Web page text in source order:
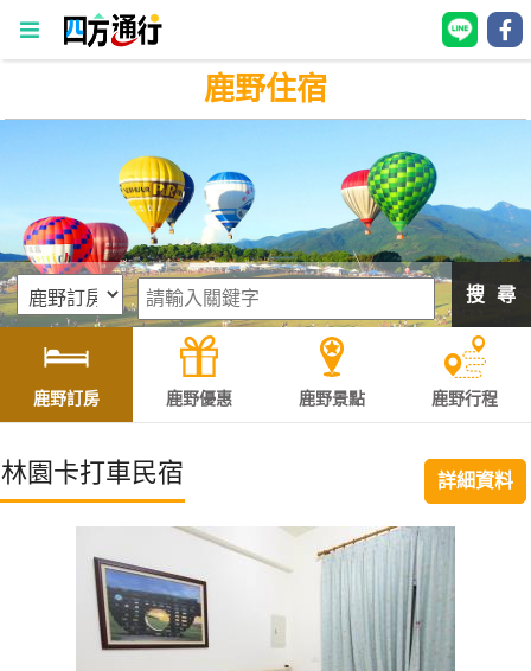
四
訂
房
灣
訂
房
直接跟飯店訂房HOT
鹿野住宿
搜 尋
鹿野訂房 鹿野優惠 鹿野景點 鹿野行程
林園卡打車民宿 詳細資料